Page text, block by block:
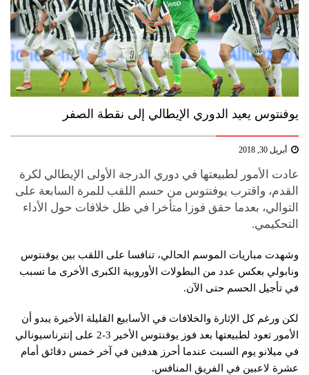
يوفنتوس يعيد الدوري الإيطالي إلى نقطة الصفر
أبريل 30, 2018
عادت الأمور لطبيعتها في دوري الدرجة الأولى الإيطالي لكرة
القدم، واقترب يوفنتوس من حسم اللقب للمرة السابعة على
التوالي، بعدما حقق فوزا متأخرا في ظل خلافات حول الأداء
التحكيمي.
وشهدت مباريات الموسم الحالي، تنافسا على اللقب بين يوفنتوس
ونابولي بعكس عدد من البطولات الأوروبية الكبرى الأخرى ما تسبب
في تأجيل الحسم حتى الآن.
لكن ورغم كل الإثارة والخلافات في الأسابيع القليلة الأخيرة يبدو أن
الأمور تعود لطبيعتها بعد فوز يوفنتوس الأخير 3-2 على إنترناسيونالي
في ميلانو يوم السبت عندما أحرز هدفين في آخر خمس دقائق أمام
عشرة لاعبين في الفريق المنافس.